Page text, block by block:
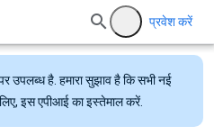
प्रवेश करें
उपलब्ध है. हमारा सुझाव है कि सभी नई
इस एपीआई का इस्तेमाल करें.